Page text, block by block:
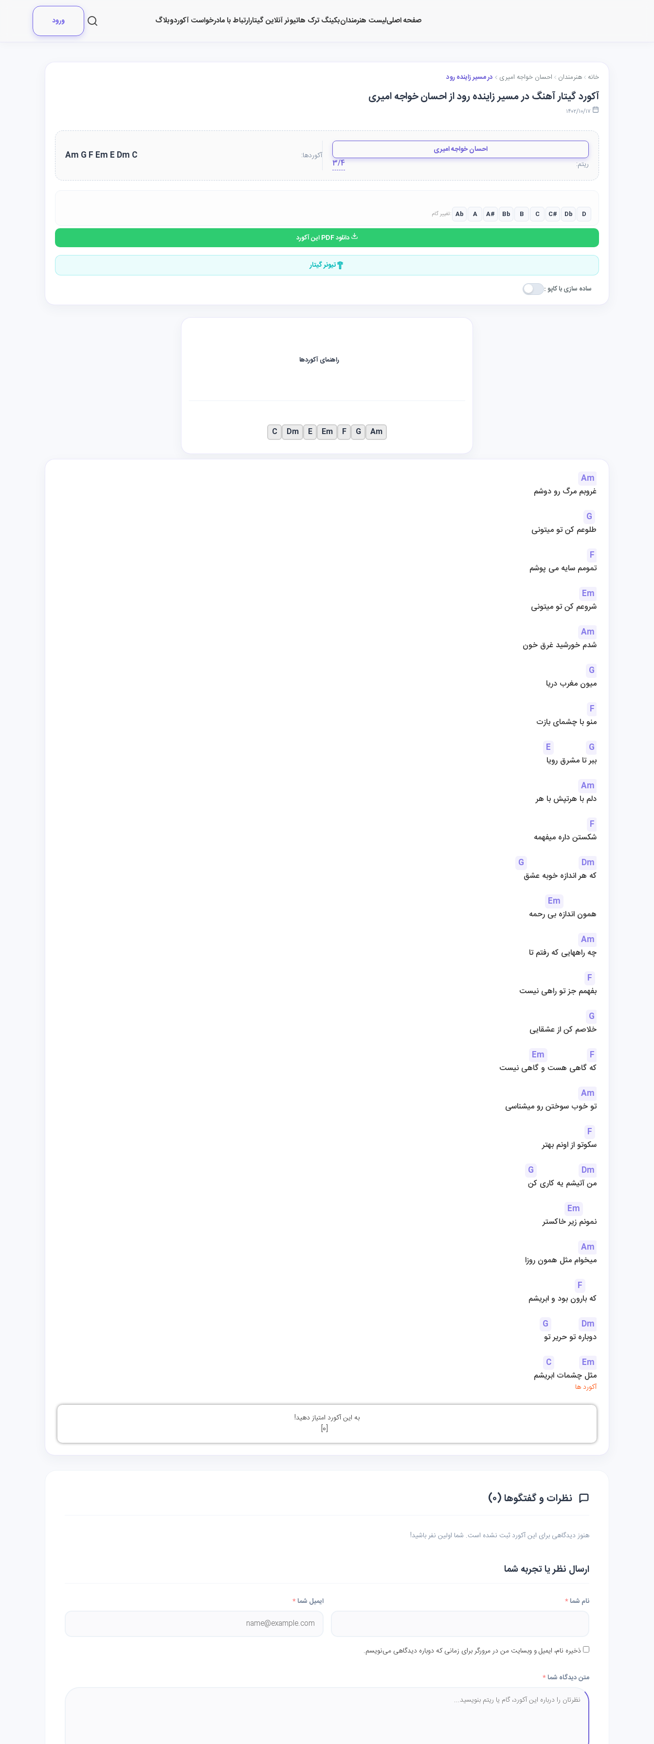
صفحه اصلیلیست هنرمندانبکینگ ترک هاتیونر آنلاین گیتارارتباط با مادرخواست آکوردوبلاگ ورود
خانه هنرمندان احسان خواجه امیری در مسیر زاینده رود
آکورد گیتار آهنگ در مسیر زاینده رود از احسان خواجه امیری
احسان خواجه امیری
ریتم:
3/4
آکوردها: Am G F Em E Dm C
تغییر گام: Ab A A# Bb B C C# Db D
دانلود PDF این آکورد
تیونر گیتار
ساده سازی با کاپو :
Am
غروبم مرگ رو دوشم
G
طلوعم کن تو میتونی
F
تمومم سایه می پوشم
Em
شروعم کن تو میتونی
Am
شدم خورشید غرق خون
G
میون مغرب دریا
F
منو با چشمای بازت
E
G
ببر تا مشرق رویا
Am
دلم با هرتپش با هر
F
شکستن داره میفهمه
G
Dm
که هر اندازه خوبه عشق
Em
همون اندازه بی رحمه
Am
چه راههایی که رفتم تا
F
بفهمم جز تو راهی نیست
G
خلاصم کن از عشقایی
Em
F
که گاهی هست و گاهی نیست
Am
تو خوب سوختن رو میشناسی
F
سکوتو از اونم بهتر
G
Dm
من آتیشم یه کاری کن
Em
نمونم زیر خاکستر
Am
میخوام مثل همون روزا
F
که بارون بود و ابریشم
G
Dm
دوباره تو حریر تو
C
Em
مثل چشمات ابریشم
آکورد ها
به این آکورد امتیاز دهید!
[
0
]
راهنمای آکوردها
Am
G
F
Em
E
Dm
C
نظرات و گفتگوها (۰)
هنوز دیدگاهی برای این آکورد ثبت نشده است. شما اولین نفر باشید!
ارسال نظر یا تجربه شما
نام شما* ایمیل شما*
ذخیره نام، ایمیل و وبسایت من در مرورگر برای زمانی که دوباره دیدگاهی می‌نویسم.
متن دیدگاه شما*